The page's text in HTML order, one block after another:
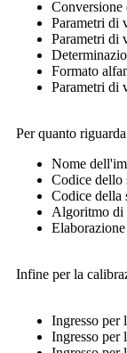
Conversione
Parametri di
Parametri di
Formato
Parametri di
Per quanto
Nome
Codice dello
Codice della
Algoritmo di
Elaborazione
Infine per la
Ingresso per
Ingresso per